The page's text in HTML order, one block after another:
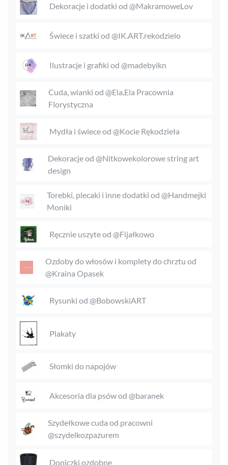
Dekoracje i dodatki od @MakramoweLov
Świece i szatki od @IK.ART.rekodzielo
Ilustracje i grafiki od @madebyikn
Cuda, wianki od @Ela,Ela Pracownia
Florystyczna
Mydła i świece od @Kocie Rękodzieła
Dekoracje od @Nitkowekolorowe string art
design
Torebki, plecaki i inne dodatki od @Handmejki
Moniki
Ręcznie uszyte od @Fijałkowo
Ozdoby do włosów i komplety do chrztu od
@Kraina Opasek
Rysunki od @BobowskiART
Plakaty
Słomki do napojów
Akcesoria dla psów od @baranek
Szydełkowe cuda od pracowni
@szydelkozpazurem
Doniczki ozdobne